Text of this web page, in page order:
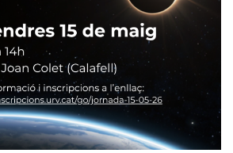
Solar Total 2026 I El
Econòmic I
Al Baix Penedès
P. econòmica,Turisme